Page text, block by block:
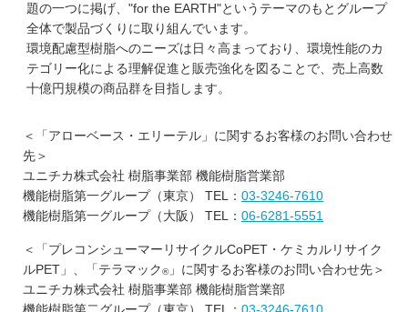
題の一つに掲げ、"for the EARTH"というテーマのもとグループ
全体で製品づくりに取り組んでいます。
環境配慮型樹脂へのニーズは日々高まっており、環境性能のカ
テゴリー化による理解促進と販売強化を図ることで、売上高数
十億円規模の商品群を目指します。
＜「アローベース・エリーテル」に関するお客様のお問い合わせ
先＞
ユニチカ株式会社 樹脂事業部 機能樹脂営業部
機能樹脂第一グループ（東京） TEL： 03-3246-7610
機能樹脂第一グループ（大阪） TEL： 06-6281-5551
＜「プレコンシューマーリサイクルCoPET・ケミカルリサイク
ルPET」、「テラマック®」に関するお客様のお問い合わせ先＞
ユニチカ株式会社 樹脂事業部 機能樹脂営業部